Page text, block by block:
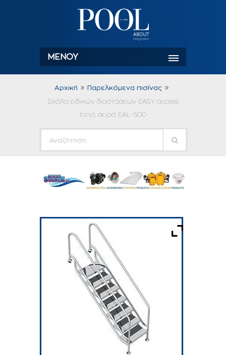
ΜΕΝΟΎ
Αρχική
Παρελκόμενα πισίνας
Σκάλα ειδικών διαστάσεων EASY access
land, σειρά ΕAL-500